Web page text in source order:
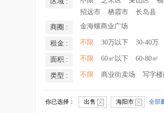
招远市
栖霞市 长岛县
商圈 : 金海螺商业广场
租金 : 不限 30万以下 30-40万
面积 : 不限 60㎡以下 60-80㎡
类型 : 不限 商业街卖场 写字
你已选择： 出售 海阳市 全部